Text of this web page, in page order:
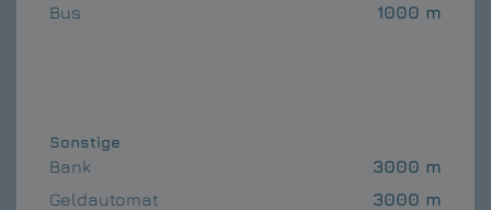
Bus 1000 m
Sonstige
Bank
3000 m
Geldautomat
3000 m